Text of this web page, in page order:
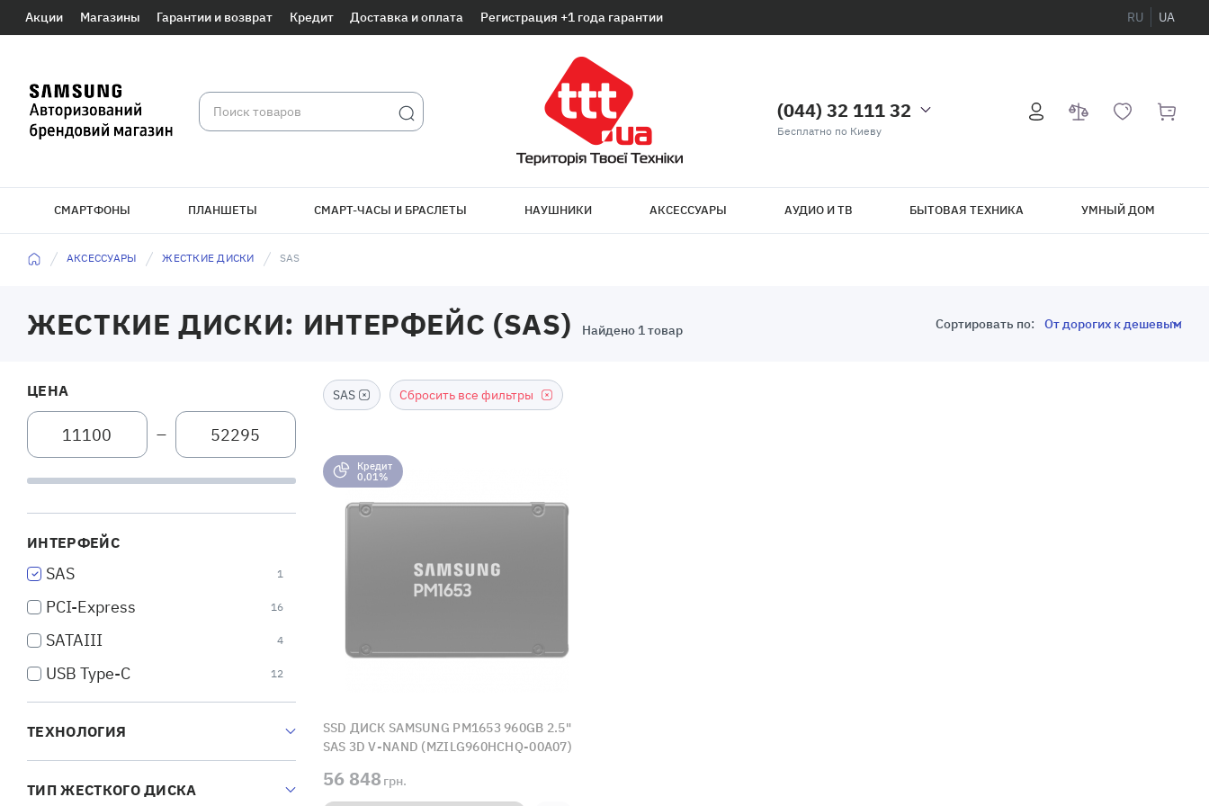
Акции Магазины Гарантии и возврат Кредит Доставка и оплата Регистрация +1 года гарантии RU UA
(044) 32 111 32
Бесплатно по Киеву
СМАРТФОНЫ ПЛАНШЕТЫ СМАРТ-ЧАСЫ И БРАСЛЕТЫ НАУШНИКИ АКСЕССУАРЫ АУДИО И ТВ БЫТОВАЯ ТЕХНИКА УМНЫЙ ДОМ
АКСЕССУАРЫ ЖЕСТКИЕ ДИСКИ SAS
ЖЕСТКИЕ ДИСКИ: ИНТЕРФЕЙС (SAS) Найдено 1 товар Сортировать по:
SAS Сбросить все фильтры
Кредит
0,01%
SSD ДИСК SAMSUNG PM1653 960GB 2.5"
SAS 3D V-NAND (MZILG960HCHQ-00A07)
56 848 грн.
ЦЕНА
—
ИНТЕРФЕЙС
SAS 1
PCI-Express 16
SATAIII 4
USB Type-C 12
ТЕХНОЛОГИЯ
ТИП ЖЕСТКОГО ДИСКА